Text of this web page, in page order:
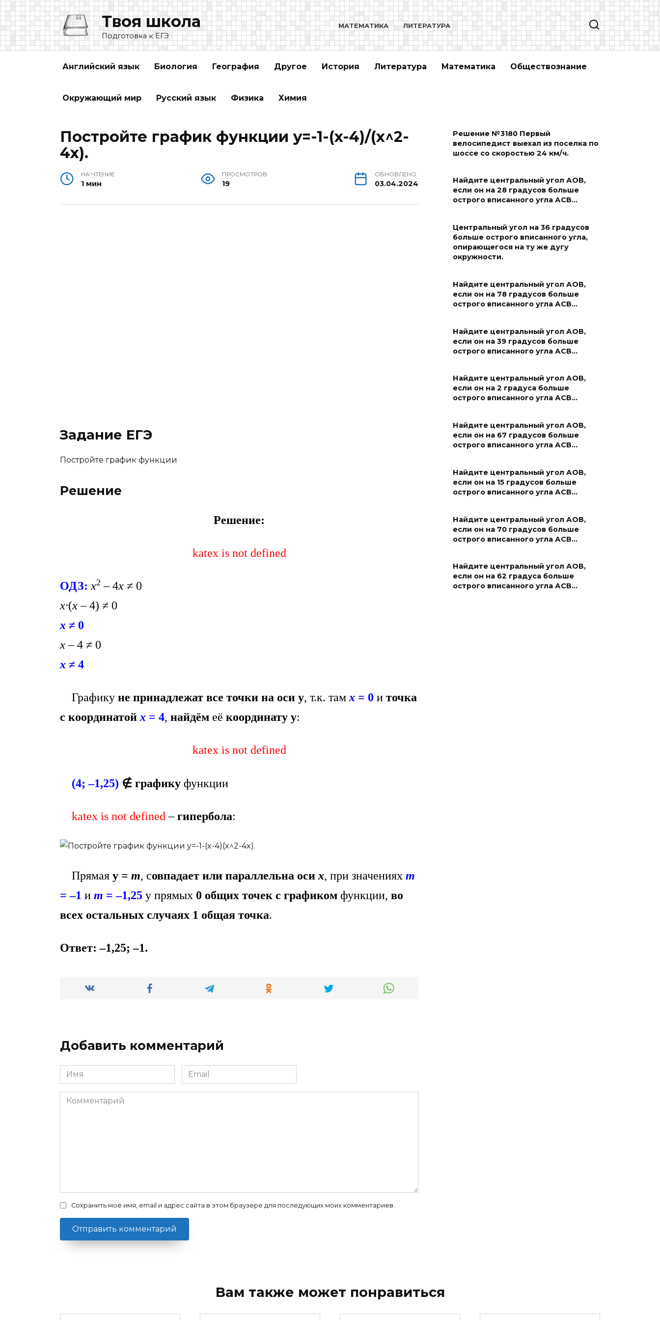
Перейти
к
содержанию
Твоя школа
Подготовка к ЕГЭ
МАТЕМАТИКА ЛИТЕРАТУРА
Английский язык Биология География Другое История Литература Математика Обществознание
Окружающий мир Русский язык Физика Химия
Постройте график функции y=-1-(x-4)/(x^2-
4x).
НА ЧТЕНИЕ
1 мин
ПРОСМОТРОВ
19
ОБНОВЛЕНО
03.04.2024
Задание ЕГЭ
Постройте график функции
Решение
Решение:
katex is not defined
ОДЗ: х2 – 4х ≠ 0
х·(х– 4) ≠ 0
х ≠ 0
х– 4 ≠ 0
х ≠ 4
Графику не принадлежат все точки на оси у, т.к. тамх = 0 и точка
с координатойх = 4, найдём её координату у:
katex is not defined
(4; –1,25) ∉ графику функции
katex is not defined –гипербола:
Прямая у = m, совпадает или параллельна оси х, при значениях m
= –1 и m = –1,25 у прямых 0 общих точек с графиком функции, во
всех остальных случаях 1 общая точка.
Ответ: –1,25; –1.
Добавить комментарий
Имя
*
Email
*
Комментарий
Сохранить моё имя, email и адрес сайта в этом браузере для последующих моих комментариев.
Решение №3180 Первый
велосипедист выехал из поселка по
шоссе со скоростью 24 км/ч.
Найдите центральный угол АОВ,
если он на 28 градусов больше
острого вписанного угла АСВ…
Центральный угол на 36 градусов
больше острого вписанного угла,
опирающегося на ту же дугу
окружности.
Найдите центральный угол АОВ,
если он на 78 градусов больше
острого вписанного угла АСВ…
Найдите центральный угол АОВ,
если он на 39 градусов больше
острого вписанного угла АСВ…
Найдите центральный угол АОВ,
если он на 2 градуса больше
острого вписанного угла АСВ…
Найдите центральный угол АОВ,
если он на 67 градусов больше
острого вписанного угла АСВ…
Найдите центральный угол АОВ,
если он на 15 градусов больше
острого вписанного угла АСВ…
Найдите центральный угол АОВ,
если он на 70 градусов больше
острого вписанного угла АСВ…
Найдите центральный угол АОВ,
если он на 62 градуса больше
острого вписанного угла АСВ…
Вам также может понравиться